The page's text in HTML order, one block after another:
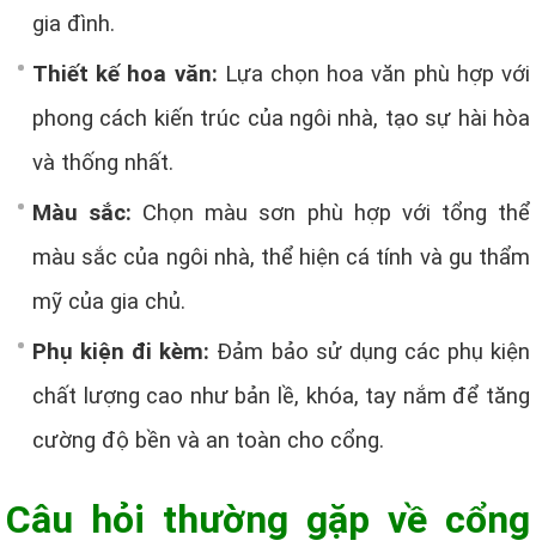
gia đình.
Thiết kế hoa văn: Lựa chọn hoa văn phù hợp với
phong cách kiến trúc của ngôi nhà, tạo sự hài hòa
và thống nhất.
Màu sắc: Chọn màu sơn phù hợp với tổng thể
màu sắc của ngôi nhà, thể hiện cá tính và gu thẩm
mỹ của gia chủ.
Phụ kiện đi kèm: Đảm bảo sử dụng các phụ kiện
chất lượng cao như bản lề, khóa, tay nắm để tăng
cường độ bền và an toàn cho cổng.
Câu hỏi thường gặp về cổng